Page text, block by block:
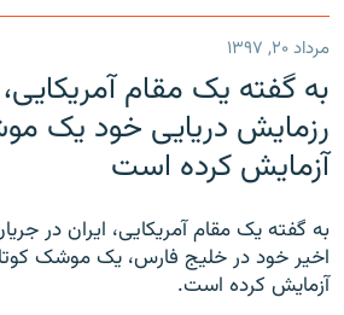
مرداد ۲۰, ۱۳۹۷
به گفته یک مقام آمریکایی،
رزمایش دریایی خود یک
آزمایش کرده است
به گفته یک مقام آمریکایی، ایران در
اخیر خود در خلیج فارس، یک موشک
آزمایش کرده است.